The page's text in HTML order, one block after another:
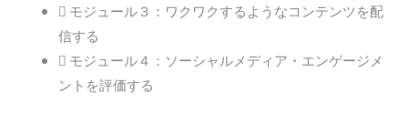
モジュール３：ワクワクするようなコンテンツを配
信する
モジュール４：ソーシャルメディア・エンゲージメ
ントを評価する